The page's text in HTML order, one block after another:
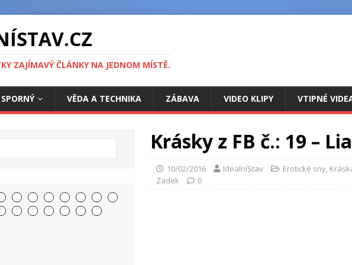
ZAJÍMAVÝ ČLÁNKY NA JEDNOM MÍSTĚ.
SPORNÝ VĚDA A TECHNIKA ZÁBAVA VIDEO KLIPY VTIPNÉ
Krásky z FB č.: 19 –
10/02/2016 IdealníStav Erotické sny,
Zadek
0